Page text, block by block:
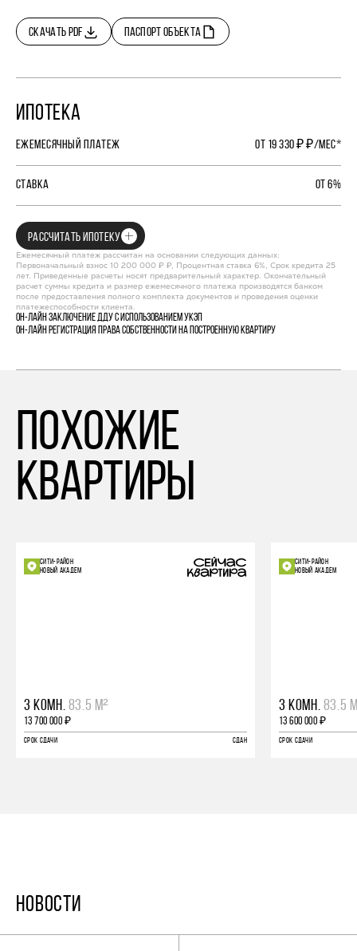
СКАЧАТЬ PDF ПАСПОРТ ОБЪЕКТА
ИПОТЕКА
ЕЖЕМЕСЯЧНЫЙ ПЛАТЕЖ ОТ 19 330 ₽ ₽/МЕС*
СТАВКА ОТ 6%
РАССЧИТАТЬ ИПОТЕКУ
Ежемесячный платеж рассчитан на основании следующих данных:
Первоначальный взнос 10 200 000 ₽ ₽, Процентная ставка 6%, Срок кредита 25
лет. Приведенные расчеты носят предварительный характер. Окончательный
расчет суммы кредита и размер ежемесячного платежа производятся банком
после предоставления полного комплекта документов и проведения оценки
платежеспособности клиента.
Он-лайн заключение ДДУ с использованием УКЭП
Он-лайн регистрация права собственности на построенную квартиру
похожие
квартиры
СИТИ-РАЙОН
НОВЫЙ АКАДЕМ
3 КОМН. 83.5 М²
13 700 000 ₽
СРОК СДАЧИ СДАН
СИТИ-РАЙОН
НОВЫЙ АКАДЕМ
3 КОМН. 83.5
13 600 000 ₽
СРОК СДАЧИ
НОВОСТИ